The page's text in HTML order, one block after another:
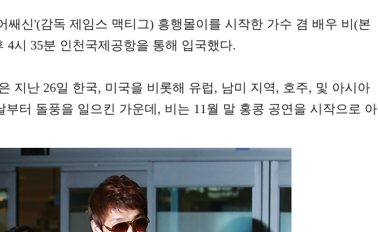
쌔신'(감독 제임스 맥티그) 흥행몰이를 시작한 가수 겸 배우 비(본
4시 35분 인천국제공항을 통해 입국했다.
지난 26일 한국, 미국을 비롯해 유럽, 남미 지역, 호주, 및 아시아
부터 돌풍을 일으킨 가운데, 비는 11월 말 홍콩 공연을 시작으로 아